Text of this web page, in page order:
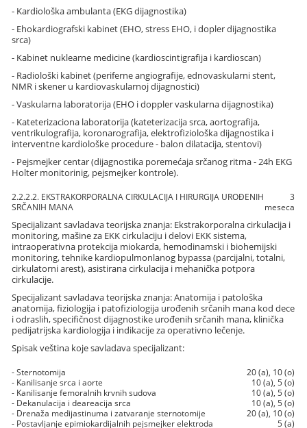
- Kardiološka ambulanta (EKG dijagnostika)
- Ehokardiografski kabinet (EHO, stress EHO, i dopler dijagnostika
srca)
- Kabinet nuklearne medicine (kardioscintigrafija i kardioscan)
- Radiološki kabinet (periferne angiografije, ednovaskularni stent,
NMR i skener u kardiovaskularnoj dijagnostici)
- Vaskularna laboratorija (EHO i doppler vaskularna dijagnostika)
- Kateterizaciona laboratorija (kateterizacija srca, aortografija,
ventrikulografija, koronarografija, elektrofiziološka dijagnostika i
interventne kardiološke procedure - balon dilatacija, stentovi)
- Pejsmejker centar (dijagnostika poremećaja srčanog ritma - 24h EKG
Holter monitorinig, pejsmejker kontrole).
2.2.2.2. EKSTRAKORPORALNA CIRKULACIJA I HIRURGIJA UROĐENIH
SRČANIH MANA
3
meseca
Specijalizant savladava teorijska znanja: Ekstrakorporalna cirkulacija i
monitoring, mašine za EKK cirkulaciju i delovi EKK sistema,
intraoperativna protekcija miokarda, hemodinamski i biohemijski
monitoring, tehnike kardiopulmonlanog bypassa (parcijalni, totalni,
cirkulatorni arest), asistirana cirkulacija i mehanička potpora
cirkulacije.
Specijalizant savladava teorijska znanja: Anatomija i patološka
anatomija, fiziologija i patofiziologija urođenih srčanih mana kod dece
i odraslih, specifičnost dijagnostike urođenih srčanih mana, klinička
pedijatrijska kardiologija i indikacije za operativno lečenje.
Spisak veština koje savladava specijalizant:
- Sternotomija
20 (a), 10 (o)
- Kanilisanje srca i aorte
10 (a), 5 (o)
- Kanilisanje femoralnih krvnih sudova
10 (a), 5 (o)
- Dekanulacija i deareacija srca
10 (a), 5 (o)
- Drenaža medijastinuma i zatvaranje sternotomije
20 (a), 10 (o)
- Postavljanje epimiokardijalnih pejsmejker elektroda
5 (a)